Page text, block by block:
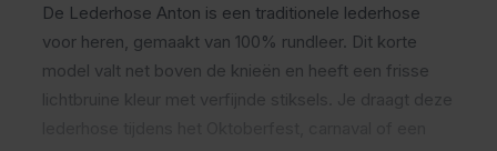
De Lederhose Anton is een traditionele lederhose
voor heren, gemaakt van 100% rundleer. Dit korte
model valt net boven de knieën en heeft een frisse
lichtbruine kleur met verfijnde stiksels. Je draagt deze